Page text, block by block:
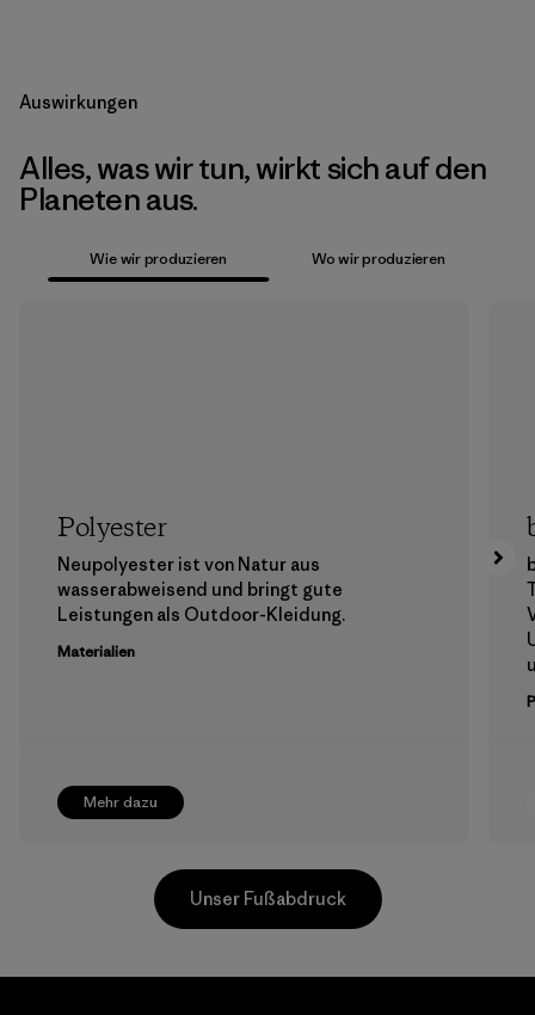
Auswirkungen
Alles, was wir tun, wirkt sich auf den
Planeten aus.
Wie wir produzieren Wo wir produzieren
Mehr dazu
Polyester
Neupolyester ist von Natur aus
wasserabweisend und bringt gute
Leistungen als Outdoor-Kleidung.
Materialien
Unser Fußabdruck